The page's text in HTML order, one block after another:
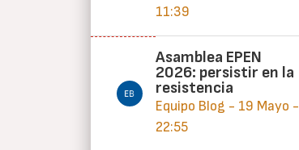
11:39
Asamblea EPEN
2026: persistir en la
resistencia
Equipo Blog - 19 Mayo -
22:55